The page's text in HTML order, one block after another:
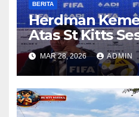
BERITA
Herdman
Atas St Kitts
MAR 28, 2026 ADMIN